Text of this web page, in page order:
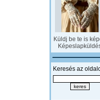
Küldj be te is
Keresés az